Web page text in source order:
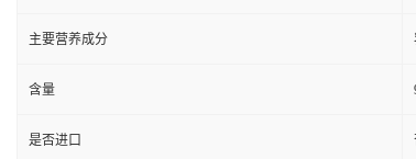
主要营养成分
含量
是否进口